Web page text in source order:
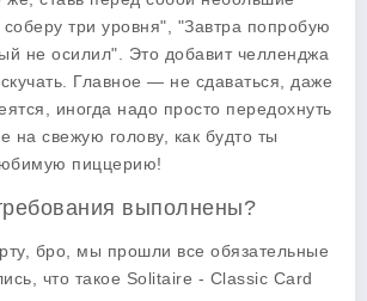
три уровня", "Завтра попробую
не осилил". Это добавит челленджа
Главное — не сдаваться, даже
иногда надо просто передохнуть
на свежую голову, как будто ты
пиццерию!
выполнены?
бро, мы прошли все обязательные
что такое Solitaire - Classic Card